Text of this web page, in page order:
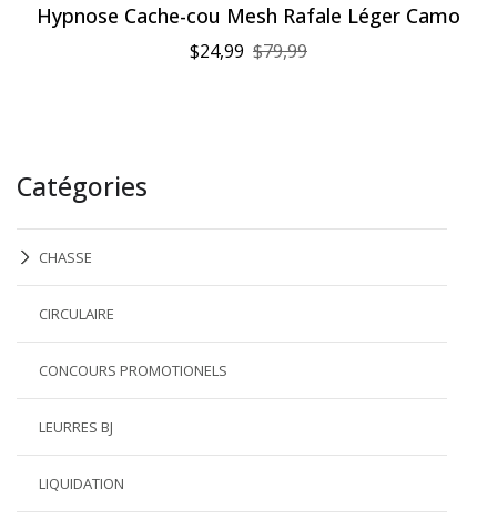
Catégories
CHASSE
CIRCULAIRE
CONCOURS PROMOTIONELS
LEURRES BJ
LIQUIDATION
Hypnose Cache-cou Mesh Rafale Léger Camo
$24,99 $79,99